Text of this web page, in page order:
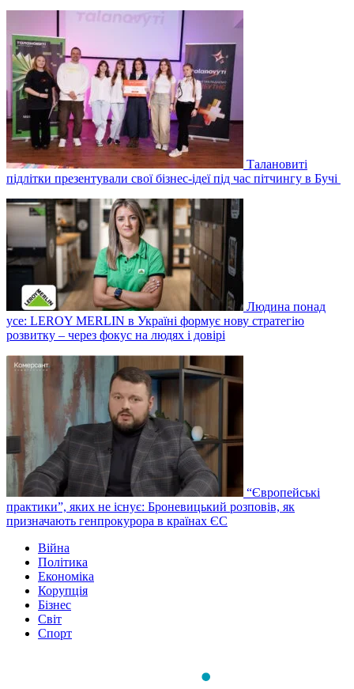
Талановиті
підлітки презентували свої бізнес-ідеї під час пітчингу в Бучі
Людина понад
усе: LEROY MERLIN в Україні формує нову стратегію
розвитку – через фокус на людях і довірі
“Європейські
практики”, яких не існує: Броневицький розповів, як
призначають генпрокурора в країнах ЄС
Війна
Політика
Економіка
Корупція
Бізнес
Світ
Спорт